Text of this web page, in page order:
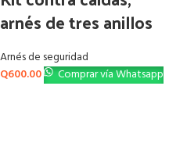
arnés de tres anillos
Arnés de seguridad
Q600.00 Comprar vía Whatsapp